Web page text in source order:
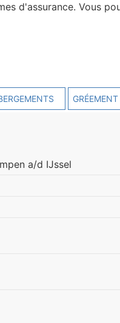
d'assurance. Vous
a/d IJssel